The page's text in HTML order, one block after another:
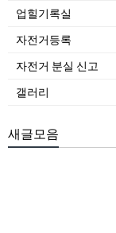
업힐기록실
자전거등록
자전거 분실 신고
갤러리
새글모음